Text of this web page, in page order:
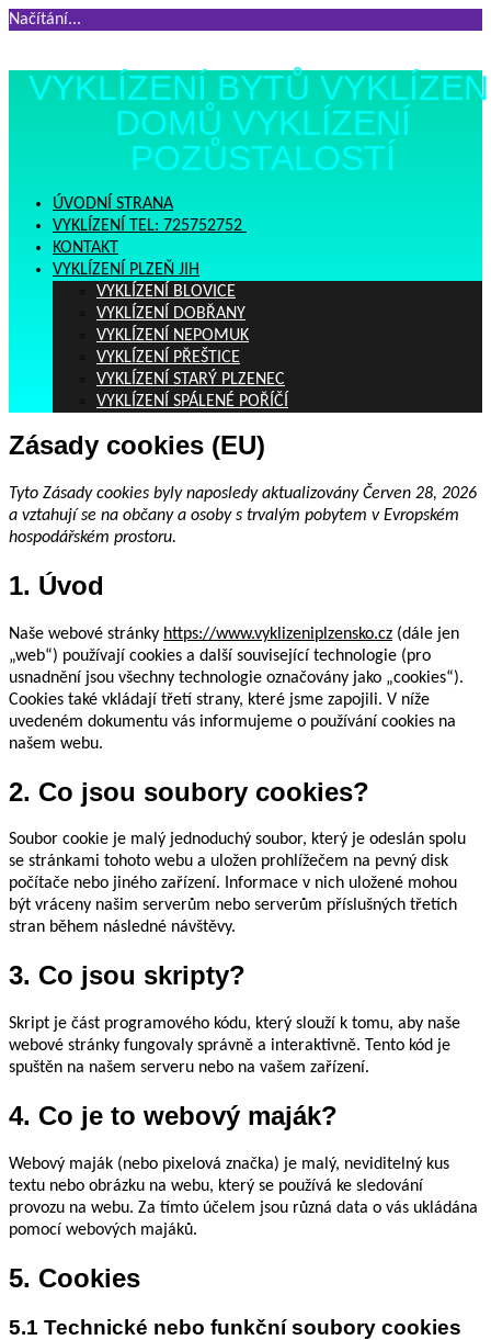
Načítání...
VYKLÍZENÍ BYTŮ
DOMŮ VYKLÍZENÍ
POZŮSTALOSTÍ
ÚVODNÍ STRANA
VYKLÍZENÍ TEL: 725752752 ‎
KONTAKT
VYKLÍZENÍ PLZEŇ JIH
VYKLÍZENÍ BLOVICE
VYKLÍZENÍ DOBŘANY
VYKLÍZENÍ NEPOMUK
VYKLÍZENÍ PŘEŠTICE
VYKLÍZENÍ STARÝ PLZENEC
VYKLÍZENÍ SPÁLENÉ POŘÍČÍ
Zásady cookies (EU)
Tyto Zásady cookies byly naposledy aktualizovány Červen 28, 2026
a vztahují se na občany a osoby s trvalým pobytem v Evropském
hospodářském prostoru.
1. Úvod
Naše webové stránky https://www.vyklizeniplzensko.cz (dále jen
„web“) používají cookies a další související technologie (pro
usnadnění jsou všechny technologie označovány jako „cookies“).
Cookies také vkládají třetí strany, které jsme zapojili. V níže
uvedeném dokumentu vás informujeme o používání cookies na
našem webu.
2. Co jsou soubory cookies?
Soubor cookie je malý jednoduchý soubor, který je odeslán spolu
se stránkami tohoto webu a uložen prohlížečem na pevný disk
počítače nebo jiného zařízení. Informace v nich uložené mohou
být vráceny našim serverům nebo serverům příslušných třetích
stran během následné návštěvy.
3. Co jsou skripty?
Skript je část programového kódu, který slouží k tomu, aby naše
webové stránky fungovaly správně a interaktivně. Tento kód je
spuštěn na našem serveru nebo na vašem zařízení.
4. Co je to webový maják?
Webový maják (nebo pixelová značka) je malý, neviditelný kus
textu nebo obrázku na webu, který se používá ke sledování
provozu na webu. Za tímto účelem jsou různá data o vás ukládána
pomocí webových majáků.
5. Cookies
5.1 Technické nebo funkční soubory cookies